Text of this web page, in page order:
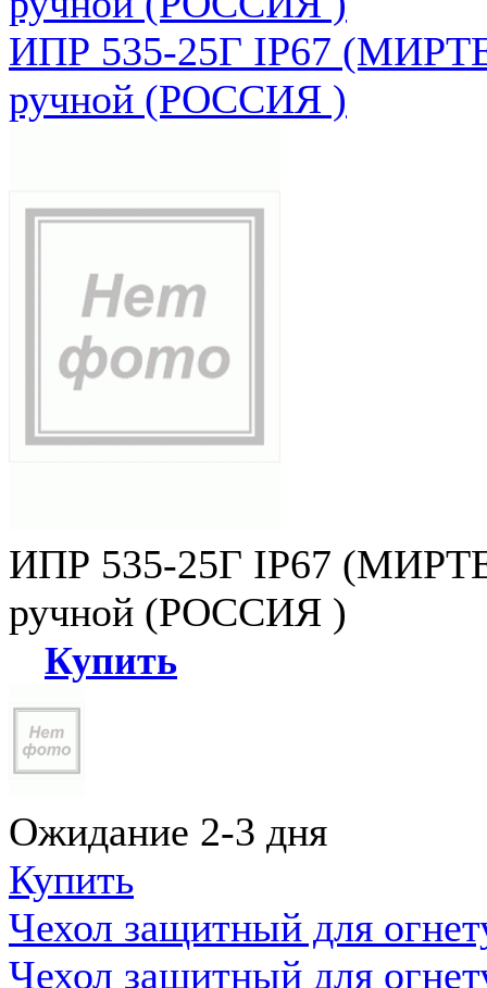
ИПР 535-25Г IP67
ручной (РОССИЯ )
ИПР 535-25Г IP67
ручной (РОССИЯ )
Купить
Ожидание 2-3 дня
Купить
Чехол защитный для
Чехол защитный для